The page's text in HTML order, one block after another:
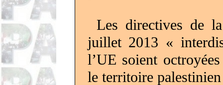
Les directives de
juillet 2013 «
l’UE soient
le territoire